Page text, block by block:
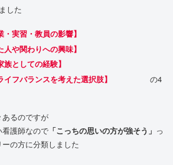
した
・実習・教員の影響】
人や関わりへの興味】
族としての経験】
イフバランスを考えた選択肢】
の4
るのですが
護師なので 「こっちの思いの方が強そう」 っ
の方に分類しました